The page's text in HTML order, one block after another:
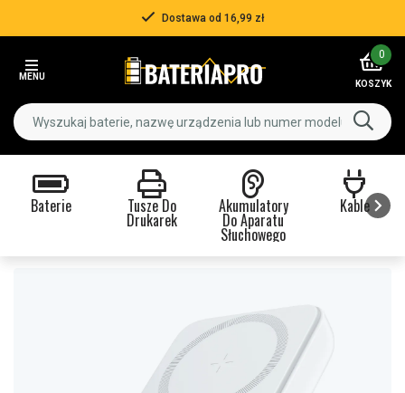
Dostawa od 16,99 zł
MENU
0
KOSZYK
Baterie Tusze Do
Drukarek
Akumulatory
Do Aparatu
Słuchowego
Kable